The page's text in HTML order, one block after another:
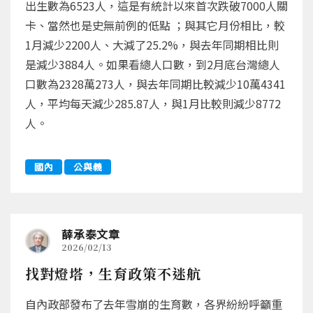
出生數為6523人，這是有統計以來首次跌破7000人關
卡、當然也是史無前例的低點 ；與其它月份相比，較
1月減少2200人、大減了25.2%，與去年同期相比則
是減少3884人。如果看總人口數，到2月底台灣總人
口數為2328萬273人，與去年同期比較減少10萬4341
人，平均每天減少285.87人，與1月比較則減少8772
人。
國內 公與義
薛承泰文章
2026/02/13
找對燈塔，生育政策不迷航
自內政部發布了去年雪崩的生育數，各界紛紛呼籲重